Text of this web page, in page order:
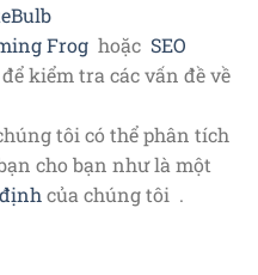
Frog hoặc SEO
để kiểm tra các vấn đề về
tôi có thể phân tích
cho bạn như là một
của chúng tôi .